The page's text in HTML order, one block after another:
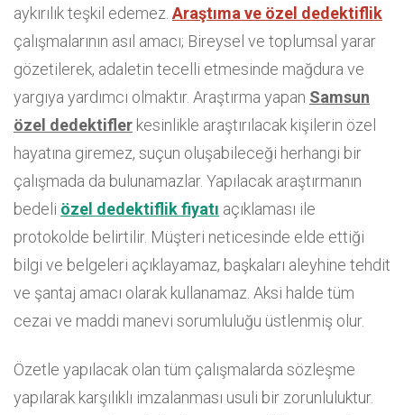
aykırılık teşkil edemez. Araştıma ve özel dedektiflik
çalışmalarının asıl amacı; Bireysel ve toplumsal yarar
gözetilerek, adaletin tecelli etmesinde mağdura ve
yargıya yardımcı olmaktır. Araştırma yapan Samsun
özel dedektifler kesinlikle araştırılacak kişilerin özel
hayatına giremez, suçun oluşabileceği herhangi bir
çalışmada da bulunamazlar. Yapılacak araştırmanın
bedeli özel dedektiflik fiyatı açıklaması ile
protokolde belirtilir. Müşteri neticesinde elde ettiği
bilgi ve belgeleri açıklayamaz, başkaları aleyhine tehdit
ve şantaj amacı olarak kullanamaz. Aksi halde tüm
cezai ve maddi manevi sorumluluğu üstlenmiş olur.
Özetle yapılacak olan tüm çalışmalarda sözleşme
yapılarak karşılıklı imzalanması usuli bir zorunluluktur.